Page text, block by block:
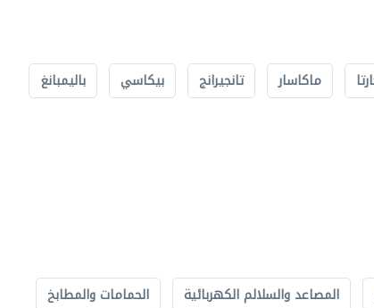
ماكاسار تانجيرانج بيكاسي باليمبانغ
المصاعد والسلالم الكهربائية
الحمامات والمطابخ